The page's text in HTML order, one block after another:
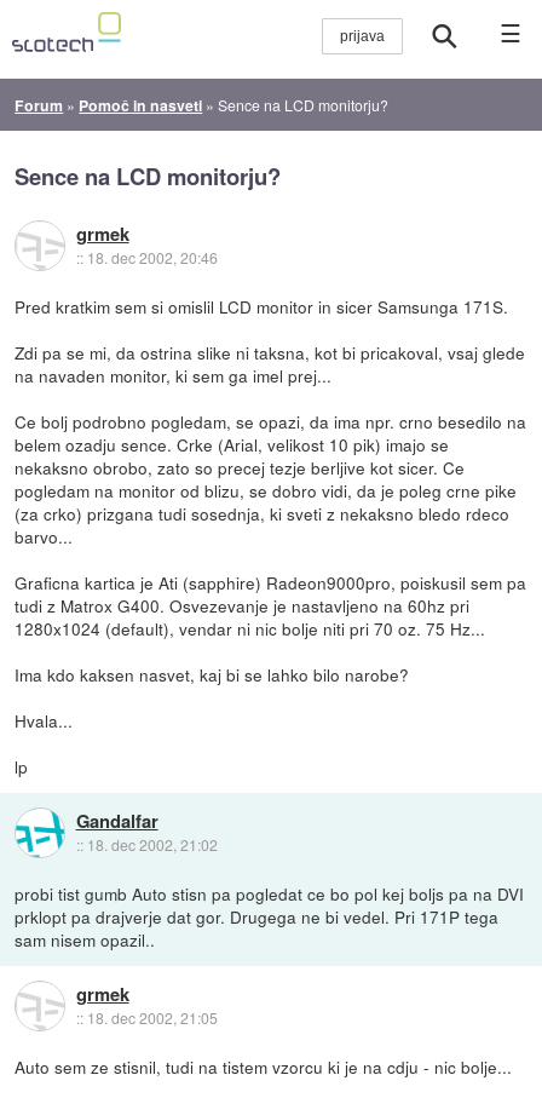
☰
Forum » Pomoč in nasveti »Sence na LCD monitorju?
Sence na LCD monitorju?
grmek
:: 18. dec 2002, 20:46
Pred kratkim sem si omislil LCD monitor in sicer Samsunga 171S.
Zdi pa se mi, da ostrina slike ni taksna, kot bi pricakoval, vsaj glede
na navaden monitor, ki sem ga imel prej...
Ce bolj podrobno pogledam, se opazi, da ima npr. crno besedilo na
belem ozadju sence. Crke (Arial, velikost 10 pik) imajo se
nekaksno obrobo, zato so precej tezje berljive kot sicer. Ce
pogledam na monitor od blizu, se dobro vidi, da je poleg crne pike
(za crko) prizgana tudi sosednja, ki sveti z nekaksno bledo rdeco
barvo...
Graficna kartica je Ati (sapphire) Radeon9000pro, poiskusil sem pa
tudi z Matrox G400. Osvezevanje je nastavljeno na 60hz pri
1280x1024 (default), vendar ni nic bolje niti pri 70 oz. 75 Hz...
Ima kdo kaksen nasvet, kaj bi se lahko bilo narobe?
Hvala...
lp
Gandalfar
:: 18. dec 2002, 21:02
probi tist gumb Auto stisn pa pogledat ce bo pol kej boljs pa na DVI
prklopt pa drajverje dat gor. Drugega ne bi vedel. Pri 171P tega
sam nisem opazil..
grmek
:: 18. dec 2002, 21:05
Auto sem ze stisnil, tudi na tistem vzorcu ki je na cdju - nic bolje...